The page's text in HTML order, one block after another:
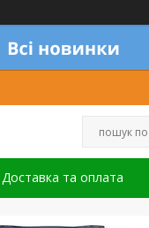
Доставка та оплата